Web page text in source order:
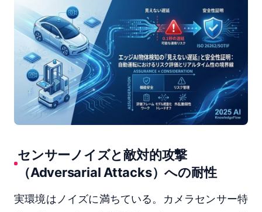
センサーノイズと敵対的攻撃
（Adversarial Attacks）への耐性
実環境はノイズに満ちている。カメラセンサー特